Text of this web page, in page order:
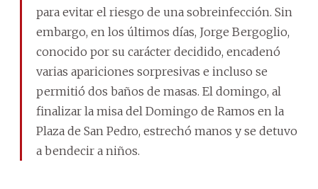
para evitar el riesgo de una sobreinfección. Sin
embargo, en los últimos días, Jorge Bergoglio,
conocido por su carácter decidido, encadenó
varias apariciones sorpresivas e incluso se
permitió dos baños de masas. El domingo, al
finalizar la misa del Domingo de Ramos en la
Plaza de San Pedro, estrechó manos y se detuvo
a bendecir a niños.